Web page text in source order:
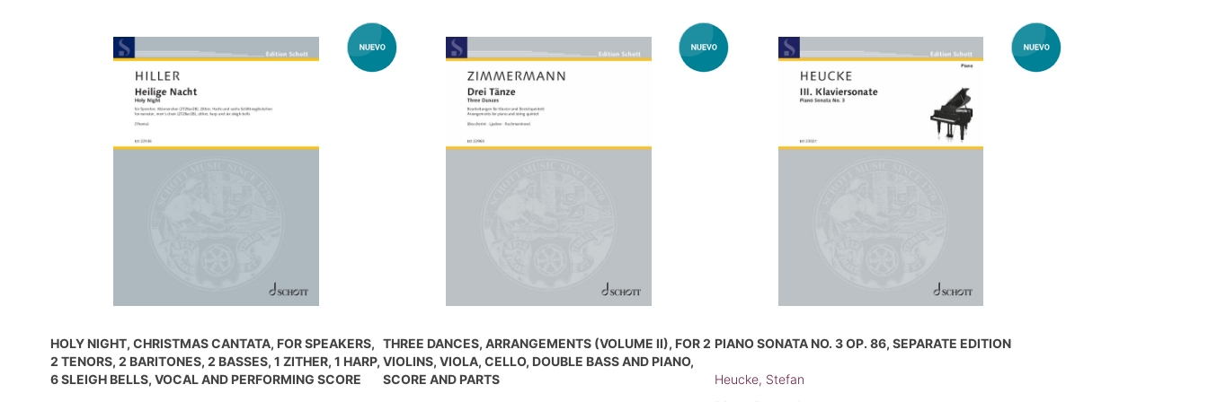
HOLY NIGHT, CHRISTMAS CANTATA, FOR SPEAKERS,
2 TENORS, 2 BARITONES, 2 BASSES, 1 ZITHER, 1 HARP,
6 SLEIGH BELLS, VOCAL AND PERFORMING SCORE
THREE DANCES, ARRANGEMENTS (VOLUME II), FOR 2
VIOLINS, VIOLA, CELLO, DOUBLE BASS AND PIANO,
SCORE AND PARTS
PIANO SONATA NO. 3 OP. 86, SEPARATE EDITION
Heucke, Stefan